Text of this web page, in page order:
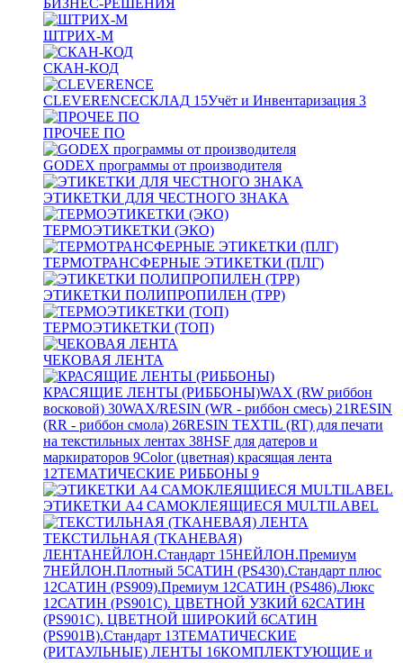
БИЗНЕС-РЕШЕНИЯ
ШТРИХ-М
СКАН-КОД
CLEVERENCEСКЛАД 15Учёт и Инвентаризация 3
ПРОЧЕЕ ПО
GODEX программы от производителя
ЭТИКЕТКИ ДЛЯ ЧЕСТНОГО ЗНАКА
ТЕРМОЭТИКЕТКИ (ЭКО)
ТЕРМОТРАНСФЕРНЫЕ ЭТИКЕТКИ (ПЛГ)
ЭТИКЕТКИ ПОЛИПРОПИЛЕН (TPP)
ТЕРМОЭТИКЕТКИ (ТОП)
ЧЕКОВАЯ ЛЕНТА
КРАСЯЩИЕ ЛЕНТЫ (РИББОНЫ)WAX (RW риббон
восковой) 30WAX/RESIN (WR - риббон смесь) 21RESIN
(RR - риббон смола) 26RESIN TEXTIL (RT) для печати
на текстильных лентах 38HSF для датеров и
маркираторов 9Color (цветная) красящая лента
12ТЕМАТИЧЕСКИЕ РИББОНЫ 9
ЭТИКЕТКИ А4 САМОКЛЕЯЩИЕСЯ MULTILABEL
ТЕКСТИЛЬНАЯ (ТКАНЕВАЯ)
ЛЕНТАНЕЙЛОН.Стандарт 15НЕЙЛОН.Премиум
7НЕЙЛОН.Плотный 5САТИН (PS430).Стандарт плюс
12САТИН (PS909).Премиум 12САТИН (PS486).Люкс
12САТИН (PS901C). ЦВЕТНОЙ УЗКИЙ 62САТИН
(PS901C). ЦВЕТНОЙ ШИРОКИЙ 6САТИН
(PS901B).Стандарт 13ТЕМАТИЧЕСКИЕ
(РИТАУЛЬНЫЕ) ЛЕНТЫ 16КОМПЛЕКТУЮЩИЕ и